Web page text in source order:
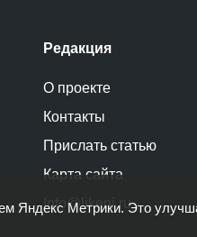
Редакция
О проекте
Контакты
Прислать статью
Карта сайта
Info@likeni.ru
Яндекс Метрики. Это